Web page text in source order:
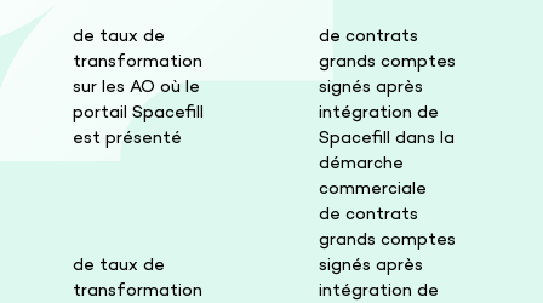
de taux de
transformation
sur les AO où le
portail Spacefill
est présenté
de taux de
transformation
de contrats
grands comptes
signés après
intégration de
Spacefill dans la
démarche
commerciale
de contrats
grands comptes
signés après
intégration de